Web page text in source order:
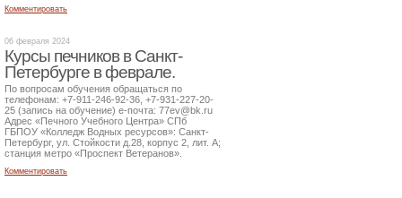
Комментировать
06 февраля 2024
Курсы печников в Санкт-
Петербурге в феврале.
По вопросам обучения обращаться по
телефонам: +7-911-246-92-36, +7-931-227-20-
25 (запись на обучение) е-почта: 77ev@bk.ru
Адрес «Печного Учебного Центра» СПб
ГБПОУ «Колледж Водных ресурсов»: Санкт-
Петербург, ул. Стойкости д.28, корпус 2, лит. А;
станция метро «Проспект Ветеранов».
Комментировать